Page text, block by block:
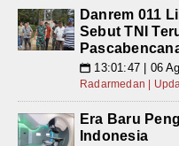
Danrem 011
Sebut TNI
📅 13:01:47 | 06
Radarmedan |
Era Baru
Indonesia